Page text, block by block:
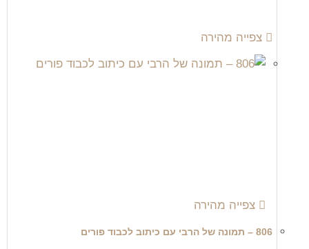
צפייה מהירה
צפייה מהירה
806 – תמונה של הרבי עם כיתוב לכבוד פורים